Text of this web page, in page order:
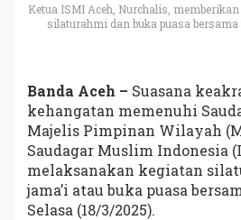
Ketua ISMI Aceh, Nurchalis,
silaturahmi dan buka puasa bersama
Banda Aceh – Suasana
kehangatan memenuhi
Majelis Pimpinan Wilayah
Saudagar Muslim Indonesia
melaksanakan kegiatan
jama’i atau buka puasa
Selasa (18/3/2025).